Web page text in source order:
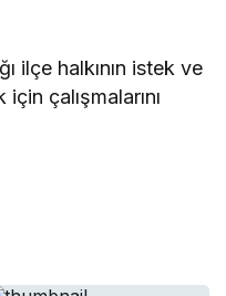
ilçe halkının istek ve
çalışmalarını